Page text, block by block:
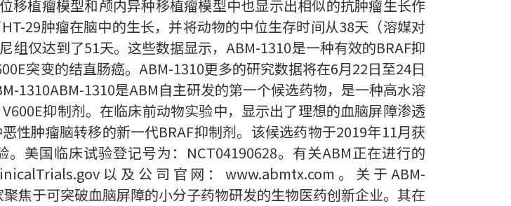
移植瘤模型和颅内异种移植瘤模型中也显示出相似的抗肿瘤生长作
29肿瘤在脑中的生长，并将动物的中位生存时间从38天（溶媒对
组仅达到了51天。这些数据显示，ABM-1310是一种有效的BRAF抑
突变的结直肠癌。ABM-1310更多的研究数据将在6月22日至24日
1310ABM-1310是ABM自主研发的第一个候选药物，是一种高水溶
抑制剂。在临床前动物实验中，显示出了理想的血脑屏障渗透
性肿瘤脑转移的新一代BRAF抑制剂。该候选药物于2019年11月获
美国临床试验登记号为：NCT04190628。有关ABM正在进行的
以及公司官网：www.abmtx.com。关于ABM-
焦于可突破血脑屏障的小分子药物研发的生物医药创新企业。其在